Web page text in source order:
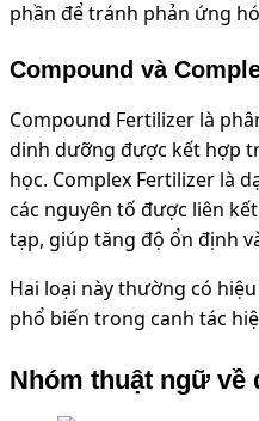
phần để tránh phản ứng
Compound và
Compound Fertilizer là
dinh dưỡng được kết hợp
học. Complex Fertilizer là
các nguyên tố được liên
tạp, giúp tăng độ ổn định
Hai loại này thường có
phổ biến trong canh tác
Nhóm thuật ngữ